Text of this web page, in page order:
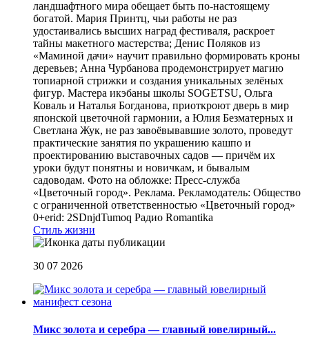
ландшафтного мира обещает быть по-настоящему
богатой. Мария Принтц, чьи работы не раз
удостаивались высших наград фестиваля, раскроет
тайны макетного мастерства; Денис Поляков из
«Маминой дачи» научит правильно формировать кроны
деревьев; Анна Чурбанова продемонстрирует магию
топиарной стрижки и создания уникальных зелёных
фигур. Мастера икэбаны школы SOGETSU, Ольга
Коваль и Наталья Богданова, приоткроют дверь в мир
японской цветочной гармонии, а Юлия Безматерных и
Светлана Жук, не раз завоёвывавшие золото, проведут
практические занятия по украшению кашпо и
проектированию выставочных садов — причём их
уроки будут понятны и новичкам, и бывалым
садоводам. Фото на обложке: Пресс-служба
«Цветочный город». Реклама. Рекламодатель: Общество
с ограниченной ответственностью «Цветочный город»
0+erid: 2SDnjdTumoq Радио Romantika
Стиль жизни
30 07 2026
Микс золота и серебра — главный ювелирный...